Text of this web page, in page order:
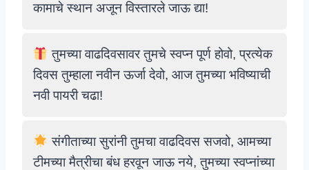
कामाचे स्थान अजून विस्तारले जाऊ द्या!
तुमच्या वाढदिवसावर तुमचे स्वप्न पूर्ण होवो, प्रत्येक
दिवस तुम्हाला नवीन ऊर्जा देवो, आज तुमच्या भविष्याची
नवी पायरी चढा!
संगीताच्या सुरांनी तुमचा वाढदिवस सजवो, आमच्या
टीमच्या मैत्रीचा बंध हरवून जाऊ नये, तुमच्या स्वप्नांच्या